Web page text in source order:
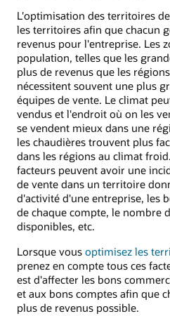
L'optimisation des territoires
les territoires afin que chacun
revenus pour l'entreprise. Les
population, telles que les
plus de revenus que les
nécessitent souvent une plus
équipes de vente. Le climat
vendus et l'endroit où on les
se vendent mieux dans une
les chaudières trouvent plus
dans les régions au climat
facteurs peuvent avoir une
de vente dans un territoire
d'activité d'une entreprise, les
de chaque compte, le nombre
disponibles, etc.
Lorsque vous optimisez les
prenez en compte tous ces
est d'affecter les bons
et aux bons comptes afin que
plus de revenus possible.